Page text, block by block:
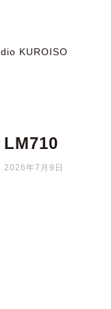
LM710
2026年7月9日